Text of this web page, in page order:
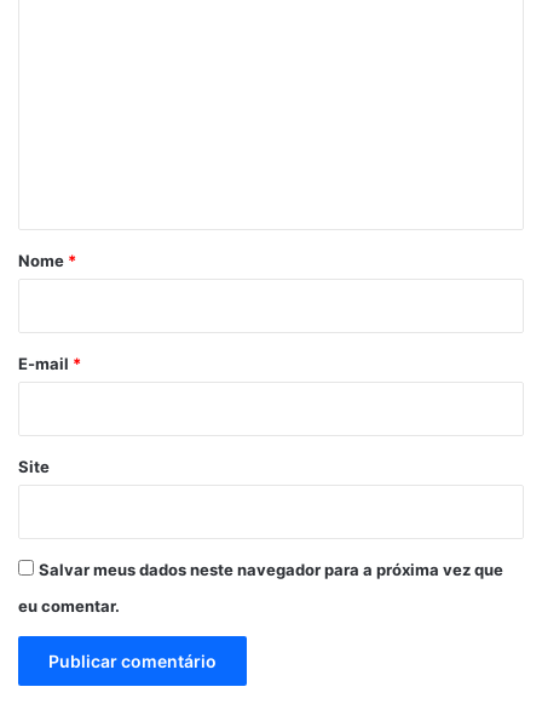
r
*
Nome *
E-mail *
Site
Salvar meus dados neste navegador para a próxima vez que
eu comentar.